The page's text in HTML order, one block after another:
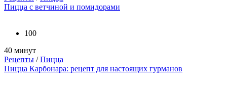
Пицца с ветчиной и помидорами
100
40 минут
Рецепты /Пицца
Пицца Карбонара: рецепт для настоящих гурманов